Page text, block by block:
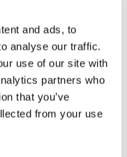
and ads, to
analyse our traffic.
use of our site with
partners who
that you’ve
from your use